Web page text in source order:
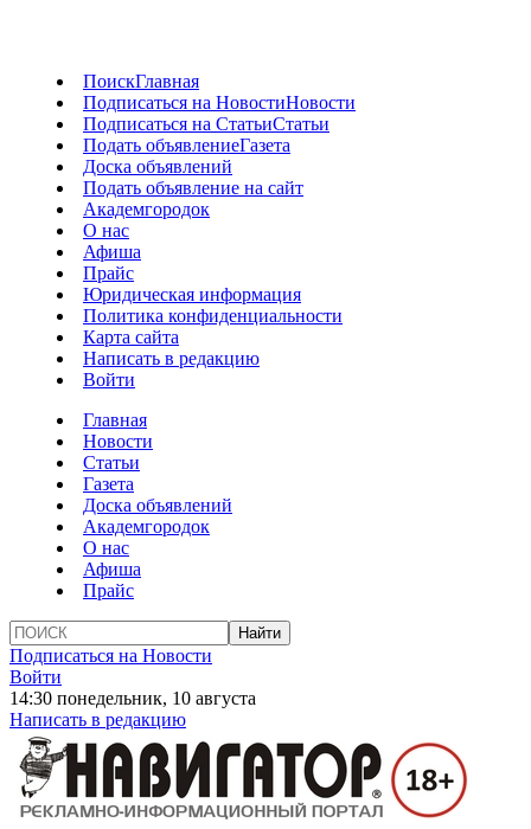
ПоискГлавная
Подписаться на НовостиНовости
Подписаться на СтатьиСтатьи
Подать объявлениеГазета
Доска объявлений
Подать объявление на сайт
Академгородок
О нас
Афиша
Прайс
Юридическая информация
Политика конфиденциальности
Карта сайта
Написать в редакцию
Войти
Главная
Новости
Статьи
Газета
Доска объявлений
Академгородок
О нас
Афиша
Прайс
Подписаться на Новости
Войти
14:30 понедельник, 10 августа
Написать в редакцию